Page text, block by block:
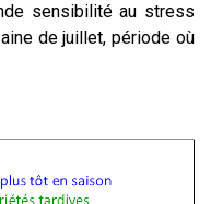
sensibilité au stress
de juillet, période où